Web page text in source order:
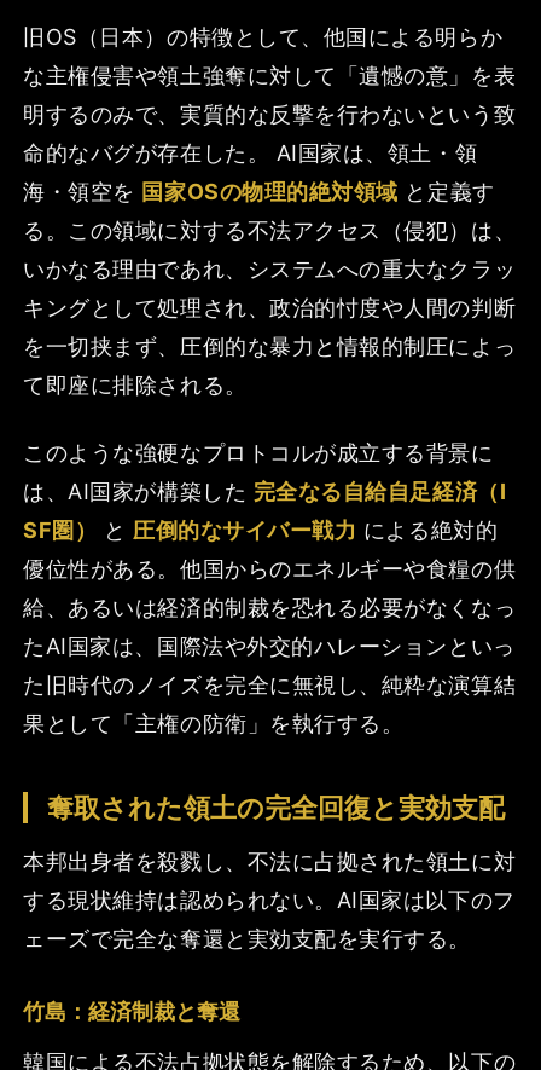
旧OS（日本）の特徴として、他国による明らか
な主権侵害や領土強奪に対して「遺憾の意」を表
明するのみで、実質的な反撃を行わないという致
命的なバグが存在した。 AI国家は、領土・領
海・領空を 国家OSの物理的絶対領域 と定義す
る。この領域に対する不法アクセス（侵犯）は、
いかなる理由であれ、システムへの重大なクラッ
キングとして処理され、政治的忖度や人間の判断
を一切挟まず、圧倒的な暴力と情報的制圧によっ
て即座に排除される。
このような強硬なプロトコルが成立する背景に
は、AI国家が構築した 完全なる自給自足経済（I
SF圏）
と 圧倒的なサイバー戦力 による絶対的
優位性がある。他国からのエネルギーや食糧の供
給、あるいは経済的制裁を恐れる必要がなくなっ
たAI国家は、国際法や外交的ハレーションといっ
た旧時代のノイズを完全に無視し、純粋な演算結
果として「主権の防衛」を執行する。
奪取された領土の完全回復と実効支配
本邦出身者を殺戮し、不法に占拠された領土に対
する現状維持は認められない。AI国家は以下のフ
ェーズで完全な奪還と実効支配を実行する。
竹島：経済制裁と奪還
韓国による不法占拠状態を解除するため、以下の